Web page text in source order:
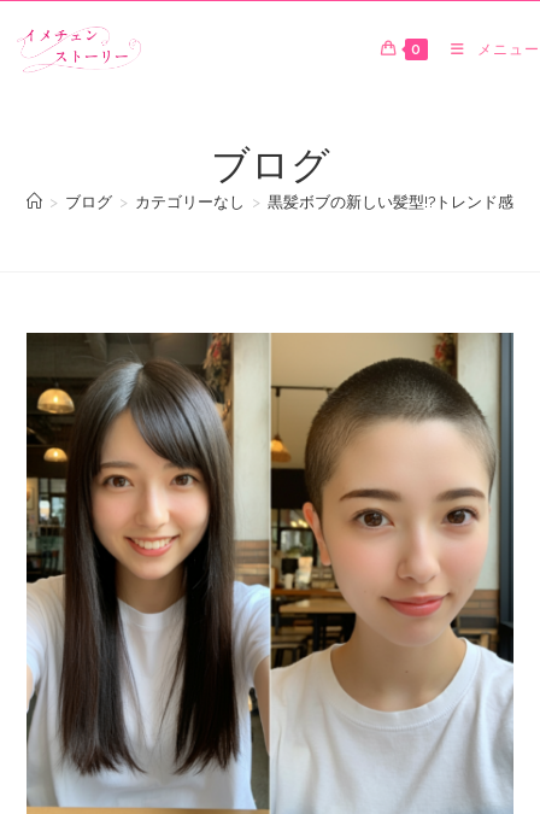
0 メニュー
ブログ
> ブログ > カテゴリーなし > 黒髪ボブの新しい髪型!?トレンド感満